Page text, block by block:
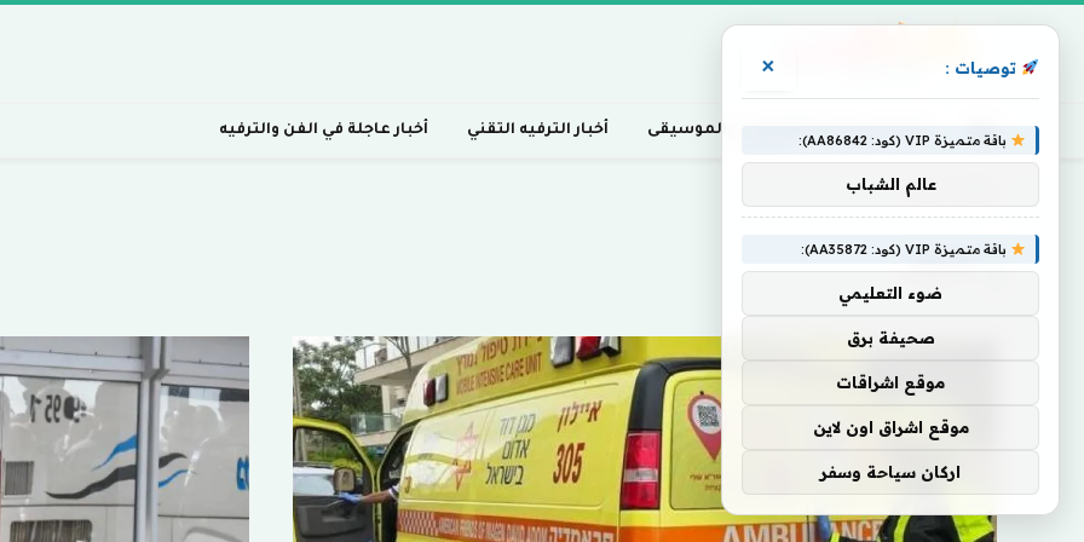
أخبار السينما، التلفزيون، والموسيقى أخبار الترفيه التقني أخبار عاجلة في الفن والترفيه
المنفذ
المنفذ
توصيات : ×
باقة متميزة VIP (كود: AA86842):
عالم الشباب
باقة متميزة VIP (كود: AA35872):
ضوء التعليمي
صحيفة برق
موقع اشراقات
موقع اشراق اون لاين
اركان سياحة وسفر